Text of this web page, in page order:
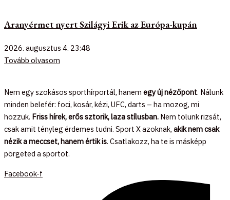
Aranyérmet nyert Szilágyi Erik az Európa-kupán
2026. augusztus 4. 23:48
Tovább olvasom
Nem egy szokásos sporthírportál, hanem egy új nézőpont. Nálunk
minden belefér: foci, kosár, kézi, UFC, darts – ha mozog, mi
hozzuk. Friss hírek, erős sztorik, laza stílusban. Nem tolunk rizsát,
csak amit tényleg érdemes tudni. Sport X azoknak, akik nem csak
nézik a meccset, hanem értik is. Csatlakozz, ha te is másképp
pörgeted a sportot.
Facebook-f